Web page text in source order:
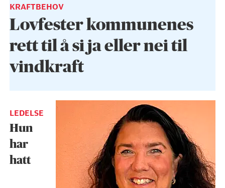
KRAFTBEHOV
Lovfester kommunenes
rett til å si ja eller nei til
vindkraft
LEDELSE
Hun
har
hatt